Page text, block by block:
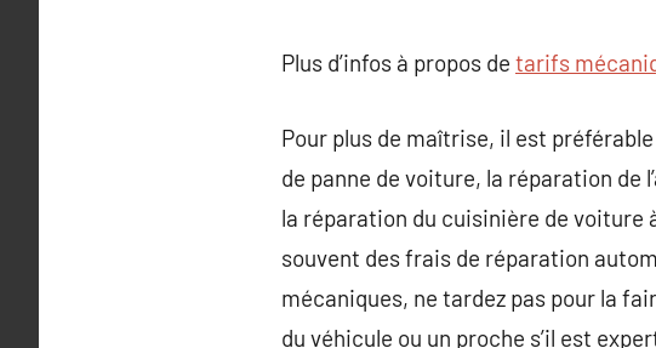
Plus d’infos à propos de tarifs
Pour plus de maîtrise, il est
de panne de voiture, la réparation de
la réparation du cuisinière de voiture
souvent des frais de réparation
mécaniques, ne tardez pas pour la
du véhicule ou un proche s’il est